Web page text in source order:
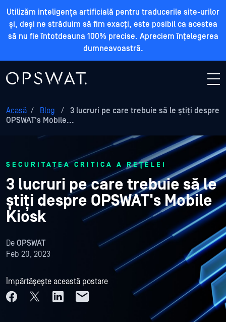
Utilizăm inteligența artificială pentru traducerile site-urilor
și, deși ne străduim să fim exacți, este posibil ca acestea
să nu fie întotdeauna 100% precise. Apreciem înțelegerea
dumneavoastră.
Acasă / Blog /
3 lucruri pe care trebuie să le știți despre
OPSWAT's Mobile...
SECURITATEA CRITICĂ A REȚELEI
3 lucruri pe care trebuie să le
știți despre OPSWAT's Mobile
Kiosk
De OPSWAT
Feb 20, 2023
Împărtășește această postare